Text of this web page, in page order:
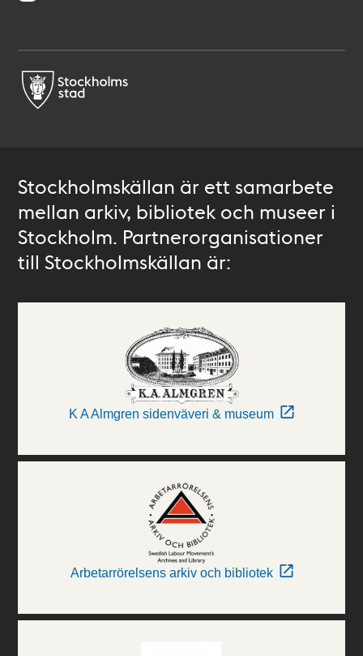
Stockholmskällan är ett samarbete
mellan arkiv, bibliotek och museer i
Stockholm. Partnerorganisationer
till Stockholmskällan är:
K A Almgren sidenväveri & museum
Arbetarrörelsens arkiv och bibliotek